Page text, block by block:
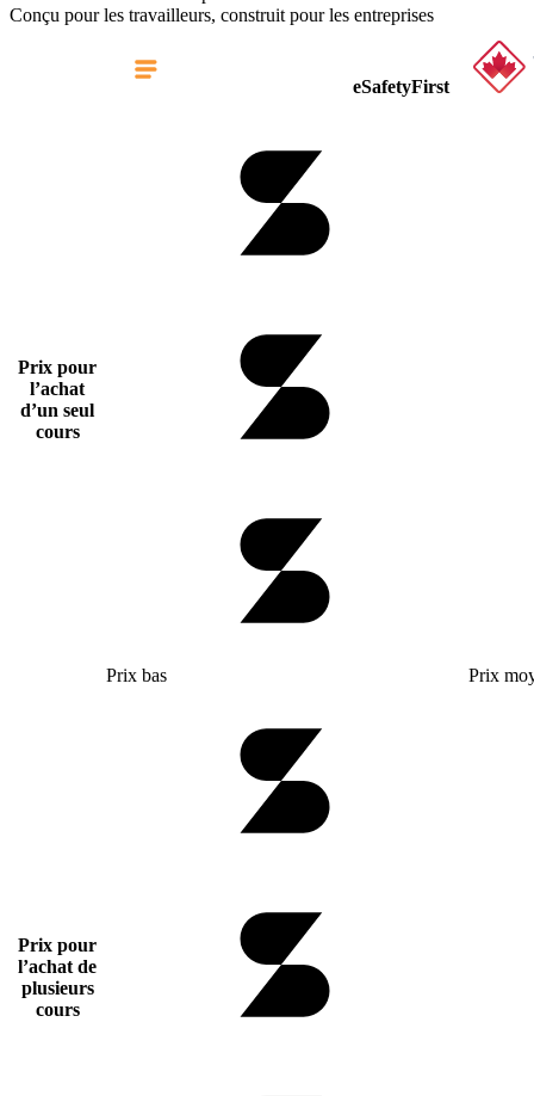
Conçu pour les travailleurs, construit pour les entreprises
eSafetyFirst
Prix pour
l’achat
d’un seul
cours
Prix bas Prix
Prix pour
l’achat de
plusieurs
cours